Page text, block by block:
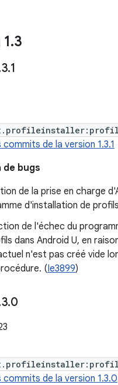
.3
3.1
de la version 1.3.1
bugs
de la prise en charge
d'installation de
de l'échec du
dans Android U, en
n'est pas créé vide
(Ie3899)
3.0
commits de la version 1.3.0